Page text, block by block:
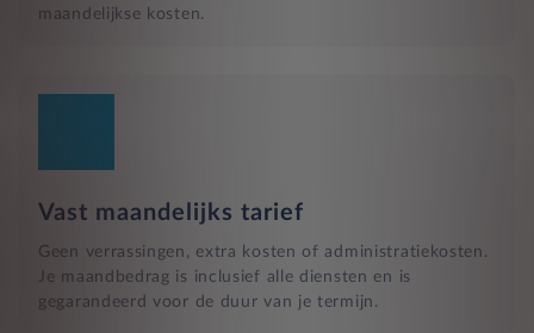
maandelijkse kosten.
Vast maandelijks tarief
Geen verrassingen, extra kosten of administratiekosten.
Je maandbedrag is inclusief alle diensten en is
gegarandeerd voor de duur van je termijn.